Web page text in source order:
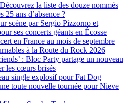
la liste des douze nommés
25 ans d’absence ?
scène par Sergio Pizzorno et
ses concerts géants en Écosse
en France au mois de septembre
à la Route du Rock 2026
: Bloc Party partage un nouveau
les cœurs brisés
single explosif pour Fat Dog
toute nouvelle tournée pour Nieve